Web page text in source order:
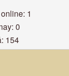
1
0
154